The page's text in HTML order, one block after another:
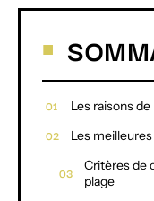
Les raisons
Les
Critères de
plage